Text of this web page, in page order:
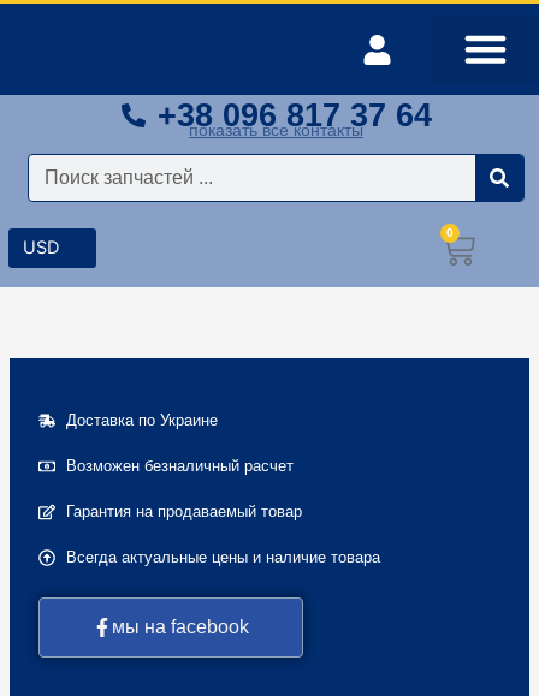
+38 096 817 37 64
показать все контакты
Поиск
0
Доставка по Украине
Возможен безналичный расчет
Гарантия на продаваемый товар
Всегда актуальные цены и наличие товара
мы на facebook